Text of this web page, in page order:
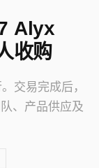
Alyx
收购
交易完成后，
、产品供应及